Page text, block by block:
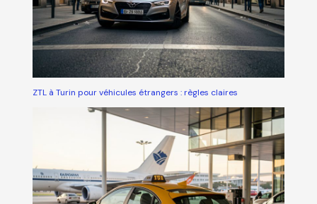
ZTL à Turin pour véhicules étrangers : règles claires